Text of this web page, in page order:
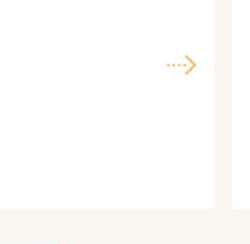
世代最爱分享的发型设